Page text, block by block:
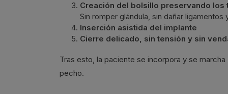
Creación del bolsillo preservando los
Sin romper glándula, sin dañar
Inserción asistida del implante
Cierre delicado, sin tensión y sin
Tras esto, la paciente se incorpora y se
pecho.